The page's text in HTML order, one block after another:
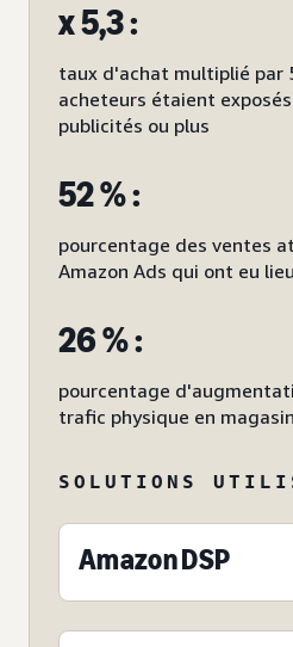
x 5,3 :
taux d'achat multiplié par
acheteurs étaient
publicités ou plus
52 % :
pourcentage des ventes
Amazon Ads qui ont eu
26 % :
pourcentage
trafic physique en magasin
SOLUTIONS
Amazon DSP